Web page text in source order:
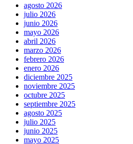
agosto 2026
julio 2026
junio 2026
mayo 2026
abril 2026
marzo 2026
febrero 2026
enero 2026
diciembre 2025
noviembre 2025
octubre 2025
septiembre 2025
agosto 2025
julio 2025
junio 2025
mayo 2025